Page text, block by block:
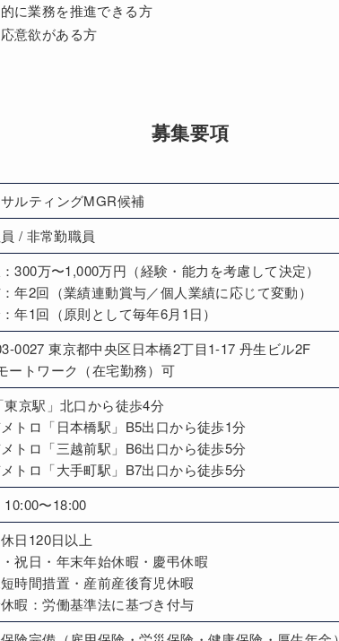
に業務を推進できる方
意欲がある方
募集要項
ルティングMGR候補
/ 非常勤職員
300万〜1,000万円（経験・能力を考慮して決定）
年2回（業績連動賞与／個人業績に応じて変動）
年1回（原則として毎年6月1日）
0027 東京都中央区日本橋2丁目1-17 丹生ビル2F
ートワーク（在宅勤務）可
東京駅」北口から徒歩4分
トロ「日本橋駅」B5出口から徒歩1分
トロ「三越前駅」B6出口から徒歩5分
トロ「大手町駅」B7出口から徒歩5分
10:00〜18:00
日120日以上
祝日・年末年始休暇・慶弔休暇
時間措置・産前産後育児休暇
暇：労働基準法に基づき付与